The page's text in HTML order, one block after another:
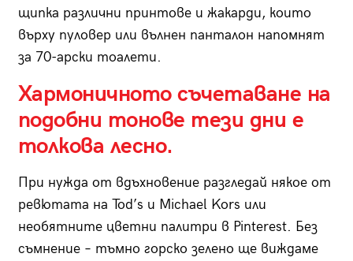
щипка различни принтове и жакарди, които
върху пуловер или вълнен панталон напомнят
за 70-арски тоалети.
Хармоничното съчетаване на
подобни тонове тези дни е
толкова лесно.
При нужда от вдъхновение разгледай някое от
ревютата на Tod’s и Michael Kors или
необятните цветни палитри в Pinterest. Без
съмнение – тъмно горско зелено ще виждаме